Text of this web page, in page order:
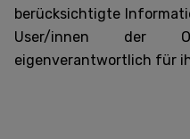
berücksichtigte
User/innen der
eigenverantwortlich für